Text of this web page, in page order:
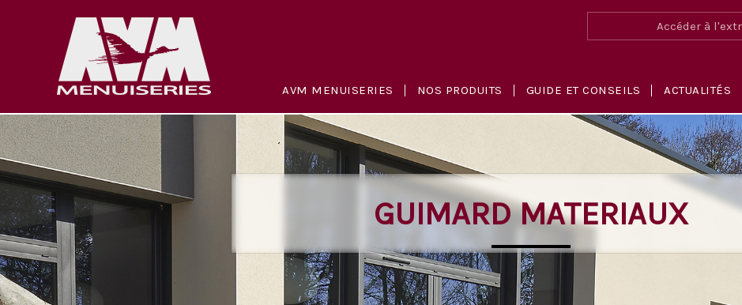
Accéder à
AVM MENUISERIES NOS PRODUITS GUIDE ET CONSEILS ACTUALITÉS
GUIMARD MATERIAUX